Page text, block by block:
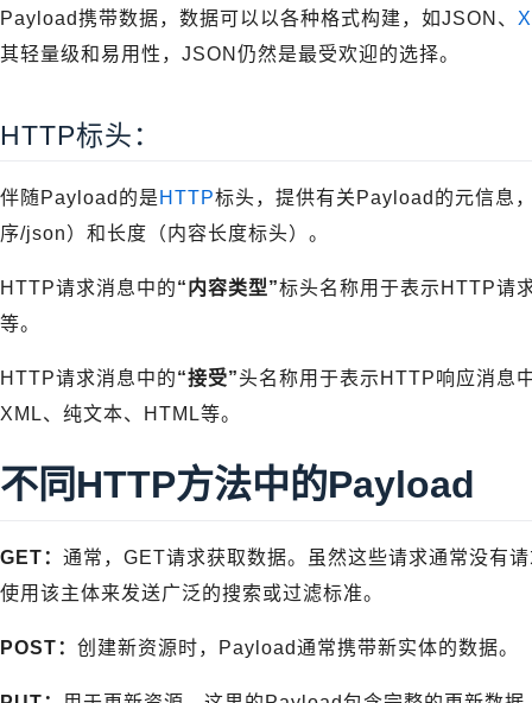
Payload携带数据，数据可以以各种格式构建，如JSON、
其轻量级和易用性，JSON仍然是最受欢迎的选择。
HTTP标头：
伴随Payload的是 HTTP标头，提供有关Payload的元信息
序/json）和长度（内容长度标头）。
HTTP请求消息中的“内容类型”标头名称用于表示HTTP请
等。
HTTP请求消息中的“接受”头名称用于表示HTTP响应消息
XML、纯文本、HTML等。
不同HTTP方法中的Payload
GET： 通常，GET请求获取数据。虽然这些请求通常没有
使用该主体来发送广泛的搜索或过滤标准。
POST： 创建新资源时，Payload通常携带新实体的数据。